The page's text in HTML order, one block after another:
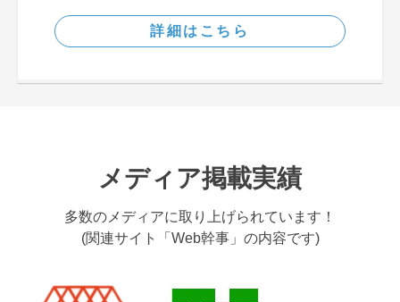
詳細はこちら
メディア掲載実績
多数のメディアに取り上げられています！
(関連サイト「Web幹事」の内容です)